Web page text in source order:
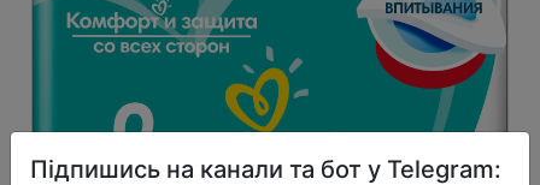
Підпишись на канали та бот у Telegram: